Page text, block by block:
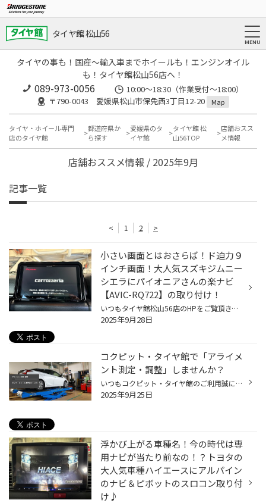
タイヤ館 松山56
タイヤの事も！国産～輸入車までホイールも！エンジンオイル
も！タイヤ館松山56店へ！
089-973-0056
10:00～18:30（作業受付～18:00）
〒790-0043 愛媛県松山市保免西3丁目12-20
Map
タイヤ・ホイール専門
店のタイヤ館
都道府県か
ら探す
愛媛県のタ
イヤ館
タイヤ館 松
山56TOP
店舗おスス
メ情報
店舗おススメ情報 / 2025年9月
記事一覧
< 1 2 >
小さい画面とはおさらば！ド迫力９
インチ画面！大人気スズキジムニー
シエラにパイオニアさんの楽ナビ
【AVIC-RQ722】の取り付け！
いつもタイヤ館松山56店のHPをご覧頂き、誠にありがとうございます♪ さてさて、本日は、コンパクト４X４では間違いなく日本で一番売れてると思います スズキのジムニーシエラのお客様です。 本日のシエラのオーナー様は当店のご来店は初めてのお客様♪ 当店のHPでもかなりの出番があるジムニー＆シエ...
2025年9月28日
コクピット・タイヤ館で「アライメ
ント測定・調整」しませんか？
いつもコクピット・タイヤ館のご利用誠にありがとうございます。 皆さん、おクルマを運転していて、フラフラしてまっすぐ走らない、ハンドルがぶれる、 まっすぐ走っている時でもハンドルが左右どちらかに傾いている、 カーブで曲がりにくいなどの ご経験はございませんか？ その症状、おクルマの「...
2025年9月25日
浮かび上がる車種名！今の時代は専
用ナビが当たり前なの！？トヨタの
大人気車種ハイエースにアルパイン
のナビ＆ピボットのスロコン取り付
け♪